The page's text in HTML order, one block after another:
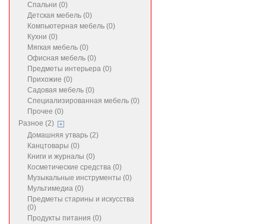
Спальни (0)
Детская мебель (0)
Компьютерная мебель (0)
Кухни (0)
Мягкая мебель (0)
Офисная мебель (0)
Предметы интерьера (0)
Прихожие (0)
Садовая мебель (0)
Специализированная мебель (0)
Прочее (0)
Разное (2)
Домашняя утварь (2)
Канцтовары (0)
Книги и журналы (0)
Косметические средства (0)
Музыкальные инструменты (0)
Мультимедиа (0)
Предметы старины и искусства
(0)
Продукты питания (0)